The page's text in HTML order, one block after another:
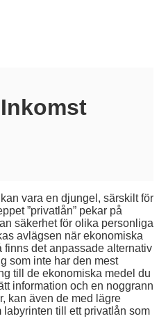
vara en djungel, särskilt för
”privatlån” pekar på
säkerhet för olika personliga
avlägsen när ekonomiska
det anpassade alternativ
som inte har den mest
till de ekonomiska medel du
information och en noggrann
kan även de med lägre
till ett privatlån som